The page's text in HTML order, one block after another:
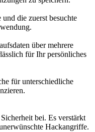
die zuerst besuchte
über mehrere
für Ihr persönliches
für unterschiedliche
bei. Es verstärkt
Hackangriffe.